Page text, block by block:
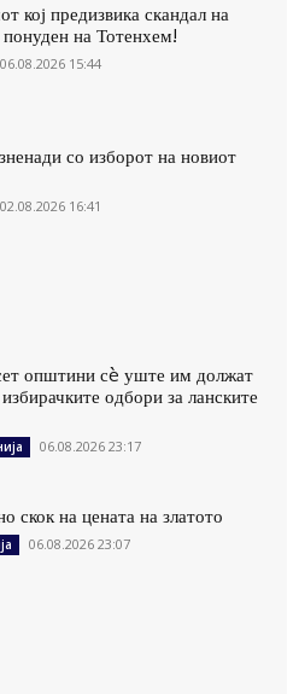
кој предизвика скандал на
на Тотенхем!
06.08.2026 15:44
со изборот на новиот
02.08.2026 16:41
општини сè уште им должат
одбори за ланските
06.08.2026 23:17
скок на цената на златото
06.08.2026 23:07